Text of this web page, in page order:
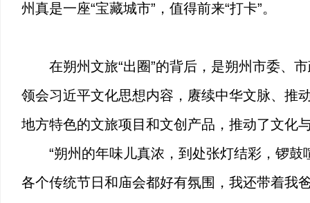
州真是一座“宝藏城市”，值得前来“打卡”。
在朔州文旅“出圈”的背后，是朔州市委、
领会习近平文化思想内容，赓续中华文脉、推
地方特色的文旅项目和文创产品，推动了文化
“朔州的年味儿真浓，到处张灯结彩，锣
各个传统节日和庙会都好有氛围，我还带着我